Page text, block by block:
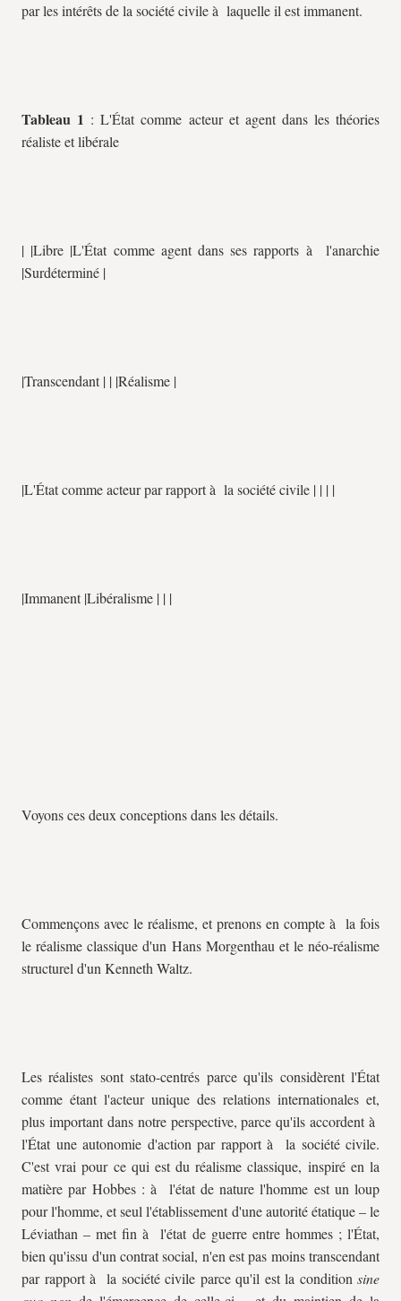
par les intérêts de la société civile à laquelle il est immanent.
Tableau 1 : L'État comme acteur et agent dans les théories
réaliste et libérale
| |Libre |L'État comme agent dans ses rapports à l'anarchie
|Surdéterminé |
|Transcendant | | |Réalisme |
|L'État comme acteur par rapport à la société civile | | | |
|Immanent |Libéralisme | | |
Voyons ces deux conceptions dans les détails.
Commençons avec le réalisme, et prenons en compte à la fois
le réalisme classique d'un Hans Morgenthau et le néo-réalisme
structurel d'un Kenneth Waltz.
Les réalistes sont stato-centrés parce qu'ils considèrent l'État
comme étant l'acteur unique des relations internationales et,
plus important dans notre perspective, parce qu'ils accordent à
l'État une autonomie d'action par rapport à la société civile.
C'est vrai pour ce qui est du réalisme classique, inspiré en la
matière par Hobbes : à l'état de nature l'homme est un loup
pour l'homme, et seul l'établissement d'une autorité étatique – le
Léviathan – met fin à l'état de guerre entre hommes ; l'État,
bien qu'issu d'un contrat social, n'en est pas moins transcendant
par rapport à la société civile parce qu'il est la condition sine